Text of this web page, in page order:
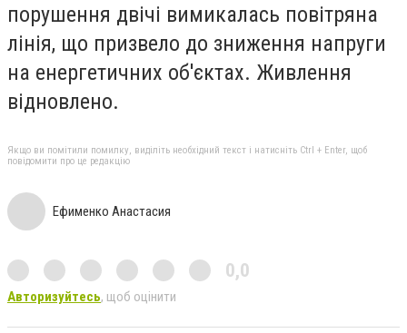
порушення двічі вимикалась повітряна
лінія, що призвело до зниження напруги
на енергетичних об'єктах. Живлення
відновлено.
Якщо ви помітили помилку, виділіть необхідний текст і натисніть Ctrl + Enter, щоб
повідомити про це редакцію
Ефименко Анастасия
0,0
Авторизуйтесь, щоб оцінити